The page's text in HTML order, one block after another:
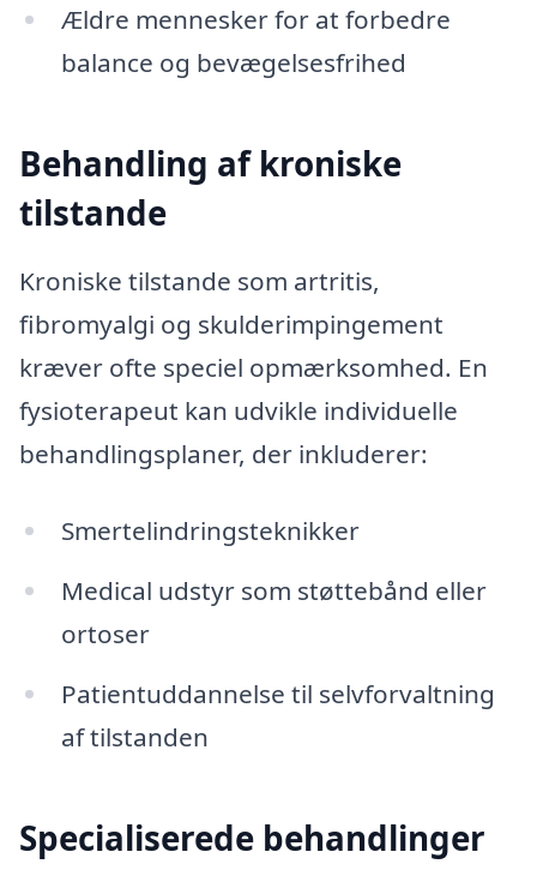
Ældre mennesker for at forbedre
balance og bevægelsesfrihed
Behandling af kroniske
tilstande
Kroniske tilstande som artritis,
fibromyalgi og skulderimpingement
kræver ofte speciel opmærksomhed. En
fysioterapeut kan udvikle individuelle
behandlingsplaner, der inkluderer:
Smertelindringsteknikker
Medical udstyr som støttebånd eller
ortoser
Patientuddannelse til selvforvaltning
af tilstanden
Specialiserede behandlinger